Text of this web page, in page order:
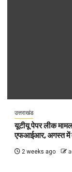
उत्तराखंड
यूटीयू पेपर लीक
एफआईआर, अगस्त में
2 weeks ago